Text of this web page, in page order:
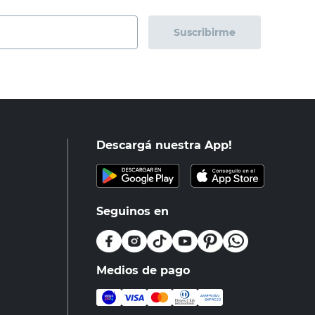
Suscribirme
Descargá nuestra App!
Seguinos en
Medios de pago